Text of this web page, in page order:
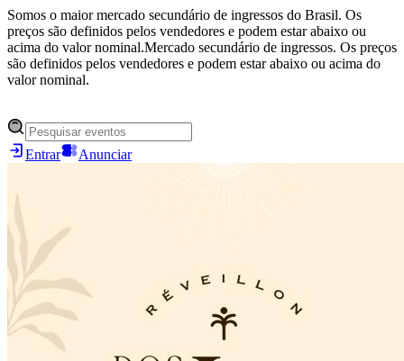
Somos o maior mercado secundário de ingressos do Brasil. Os
preços são definidos pelos vendedores e podem estar abaixo ou
acima do valor nominal.Mercado secundário de ingressos. Os preços
são definidos pelos vendedores e podem estar abaixo ou acima do
valor nominal.
Entrar Anunciar